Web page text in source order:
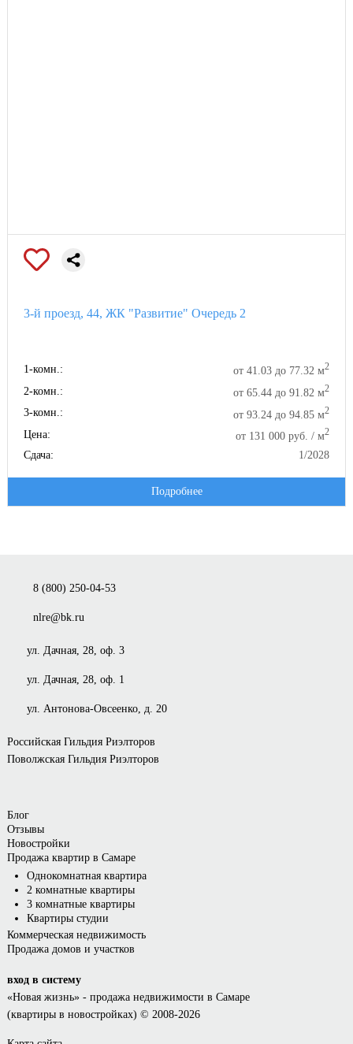
3-й проезд, 44, ЖК "Развитие" Очередь 2
1-комн.: от 41.03 до 77.32 м2
2-комн.: от 65.44 до 91.82 м2
3-комн.: от 93.24 до 94.85 м2
Цена: от 131 000 руб. / м2
Сдача: 1/2028
Подробнее
8 (800) 250-04-53
nlre@bk.ru
ул. Дачная, 28, оф. 3
ул. Дачная, 28, оф. 1
ул. Антонова-Овсеенко, д. 20
Российская Гильдия Риэлторов
Поволжская Гильдия Риэлторов
Блог
Отзывы
Новостройки
Продажа квартир в Самаре
Однокомнатная квартира
2 комнатные квартиры
3 комнатные квартиры
Квартиры студии
Коммерческая недвижимость
Продажа домов и участков
вход в систему
«Новая жизнь»- продажа недвижимости в Самаре
(квартиры в новостройках) © 2008-2026